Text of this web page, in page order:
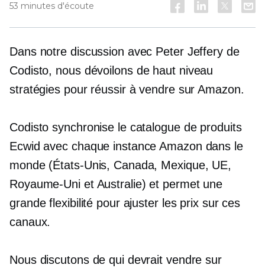
53 minutes d'écoute
Dans notre discussion avec Peter Jeffery de
Codisto, nous dévoilons de haut niveau
stratégies pour réussir à vendre sur Amazon.
Codisto synchronise le catalogue de produits
Ecwid avec chaque instance Amazon dans le
monde (États-Unis, Canada, Mexique, UE,
Royaume-Uni et Australie) et permet une
grande flexibilité pour ajuster les prix sur ces
canaux.
Nous discutons de qui devrait vendre sur